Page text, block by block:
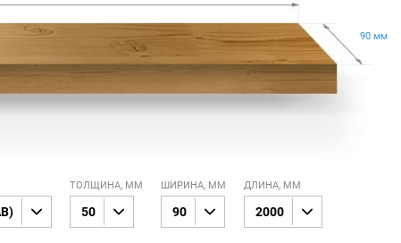
90 мм
ТОЛЩИНА, ММ
50
ШИРИНА, ММ
90
ДЛИНА, ММ
2000